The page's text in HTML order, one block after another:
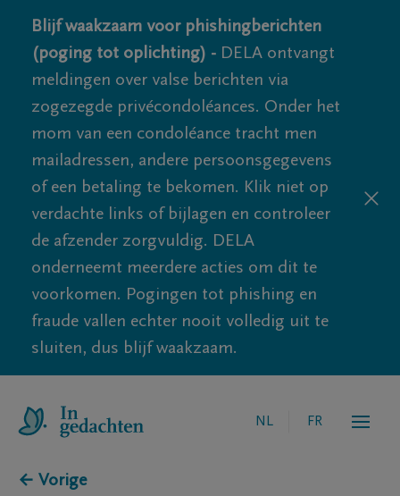
Blijf waakzaam voor phishingberichten
(poging tot oplichting) - DELA ontvangt
meldingen over valse berichten via
zogezegde privécondoléances. Onder het
mom van een condoléance tracht men
mailadressen, andere persoonsgegevens
of een betaling te bekomen. Klik niet op
verdachte links of bijlagen en controleer
de afzender zorgvuldig. DELA
onderneemt meerdere acties om dit te
voorkomen. Pogingen tot phishing en
fraude vallen echter nooit volledig uit te
sluiten, dus blijf waakzaam.
NL FR
← Vorige